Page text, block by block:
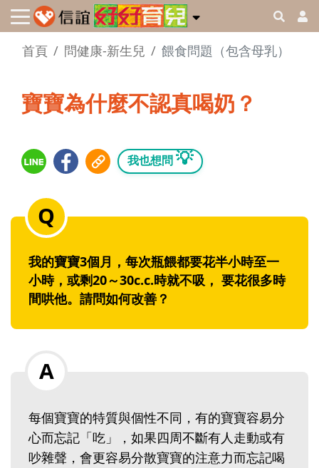
首頁 問健康-新生兒 餵食問題（包含母乳）
寶寶為什麼不認真喝奶？
我也想問 💡
我的寶寶3個月，每次瓶餵都要花半小時至一
小時，或剩20～30c.c.時就不吸， 要花很多時
間哄他。請問如何改善？
每個寶寶的特質與個性不同，有的寶寶容易分
心而忘記「吃」，如果四周不斷有人走動或有
吵雜聲，會更容易分散寶寶的注意力而忘記喝